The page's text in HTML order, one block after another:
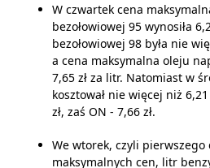
W czwartek cena
bezołowiowej 95 wynosiła
bezołowiowej 98 była nie
a cena maksymalna oleju
7,65 zł za litr. Natomiast w
kosztował nie więcej niż
zł, zaś ON - 7,66 zł.
We wtorek, czyli
maksymalnych cen, litr